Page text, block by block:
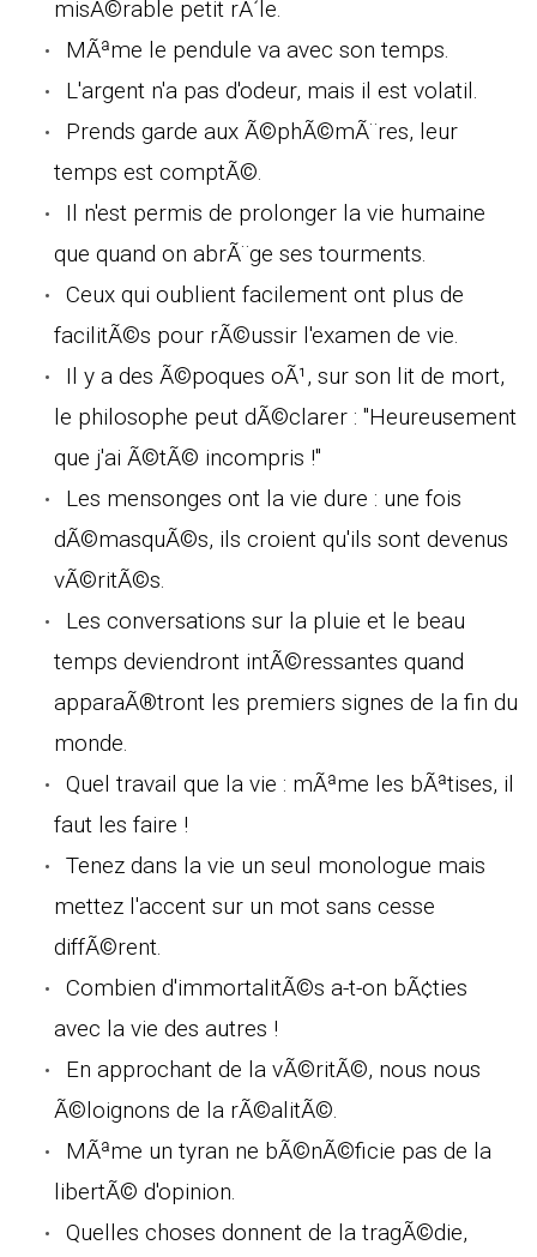
misÃ©rable petit rÃ´le.
MÃªme le pendule va avec son temps.
L'argent n'a pas d'odeur, mais il est volatil.
Prends garde aux Ã©phÃ©mÃ¨res, leur
temps est comptÃ©.
Il n'est permis de prolonger la vie humaine
que quand on abrÃ¨ge ses tourments.
Ceux qui oublient facilement ont plus de
facilitÃ©s pour rÃ©ussir l'examen de vie.
Il y a des Ã©poques oÃ¹, sur son lit de mort,
le philosophe peut dÃ©clarer : "Heureusement
que j'ai Ã©tÃ© incompris !"
Les mensonges ont la vie dure : une fois
dÃ©masquÃ©s, ils croient qu'ils sont devenus
vÃ©ritÃ©s.
Les conversations sur la pluie et le beau
temps deviendront intÃ©ressantes quand
apparaÃ®tront les premiers signes de la fin du
monde.
Quel travail que la vie : mÃªme les bÃªtises, il
faut les faire !
Tenez dans la vie un seul monologue mais
mettez l'accent sur un mot sans cesse
diffÃ©rent.
Combien d'immortalitÃ©s a-t-on bÃ¢ties
avec la vie des autres !
En approchant de la vÃ©ritÃ©, nous nous
Ã©loignons de la rÃ©alitÃ©.
MÃªme un tyran ne bÃ©nÃ©ficie pas de la
libertÃ© d'opinion.
Quelles choses donnent de la tragÃ©die,